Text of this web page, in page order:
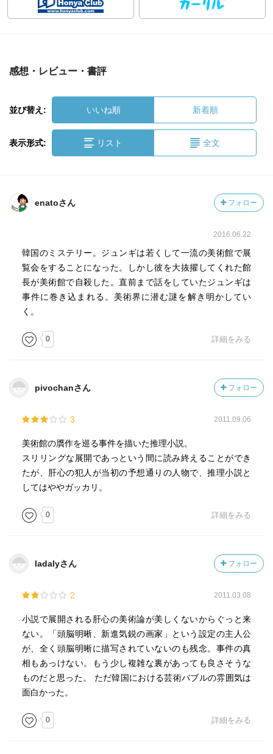
感想・レビュー・書評
並び替え: いいね順 新着順
表示形式: リスト 全文
enatoさん フォロー
2016.06.22
韓国のミステリー。ジュンギは若くして一流の美術館で展
覧会をすることになった。しかし彼を大抜擢してくれた館
長が美術館で自殺した。直前まで話をしていたジュンギは
事件に巻き込まれる。美術界に潜む謎を解き明かしてい
く。
0 詳細をみる
pivochanさん フォロー
3 2011.09.06
美術館の贋作を巡る事件を描いた推理小説。
スリリングな展開であっという間に読み終えることができ
たが、肝心の犯人が当初の予想通りの人物で、推理小説と
してはややガッカリ。
0 詳細をみる
ladalyさん フォロー
2 2011.03.08
小説で展開される肝心の美術論が美しくないからぐっと来
ない。「頭脳明晰、新進気鋭の画家」という設定の主人公
が、全く頭脳明晰に描写されていないのも残念。事件の真
相もあっけない。もう少し複雑な裏があっても良さそうな
ものだと思った。 ただ韓国における芸術バブルの雰囲気は
面白かった。
0 詳細をみる